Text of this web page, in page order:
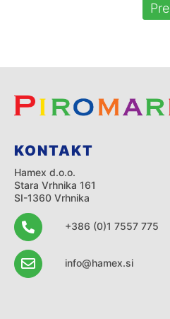
KONTAKT
Hamex d.o.o.
Stara Vrhnika 161
SI-1360 Vrhnika
+386 (0)1 7557 775
info@hamex.si